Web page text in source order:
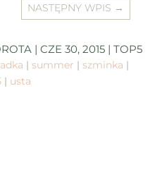
NASTĘPNY WPIS →
| CZE 30, 2015 | TOP5
| summer | szminka |
| usta